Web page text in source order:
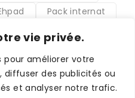
vie privée.
pour améliorer votre
diffuser des publicités ou
et analyser notre trafic.
Pack internat
métier
Pack école
Reserved.